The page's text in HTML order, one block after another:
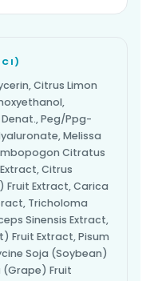
Citrus Limon
Peg/Ppg-
Melissa
Citratus
Citrus
Fruit Extract, Carica
Tricholoma
Sinensis Extract,
Fruit Extract, Pisum
Soja (Soybean)
(Grape) Fruit